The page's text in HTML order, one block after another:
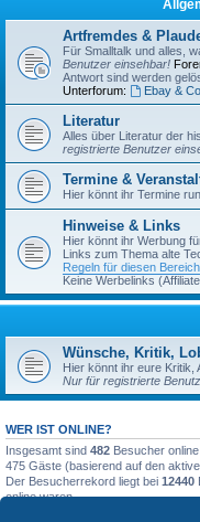
Artfremdes &
Für Smalltalk und alles,
Benutzer einsehbar!
Antwort sind werden
Unterforum:
Ebay & Co.
Literatur
Alles über Literatur der
registrierte Benutzer
Termine &
Hier könnt ihr Termine
Hinweise & Links
Hier könnt ihr Werbung
Links zum Thema alte
Regeln für diesen Bereich
Keine Werbelinks
Wünsche, Kritik,
Hier könnt ihr eure Kritik,
Nur für registrierte
WER IST ONLINE?
Insgesamt sind 482 Besucher
475 Gäste (basierend auf den
Der Besucherrekord liegt bei 12440
online waren.